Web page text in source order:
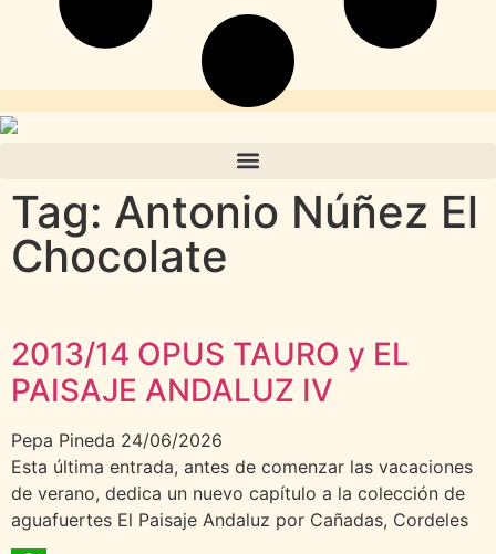
Tag: Antonio Núñez El
Chocolate
2013/14 OPUS TAURO y EL
PAISAJE ANDALUZ IV
Pepa Pineda 24/06/2026
Esta última entrada, antes de comenzar las vacaciones
de verano, dedica un nuevo capítulo a la colección de
aguafuertes El Paisaje Andaluz por Cañadas, Cordeles